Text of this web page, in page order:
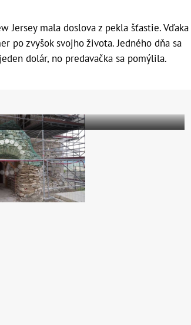
Jersey mala doslova z pekla šťastie. Vďaka
po zvyšok svojho života. Jedného dňa sa
dolár, no predavačka sa pomýlila.